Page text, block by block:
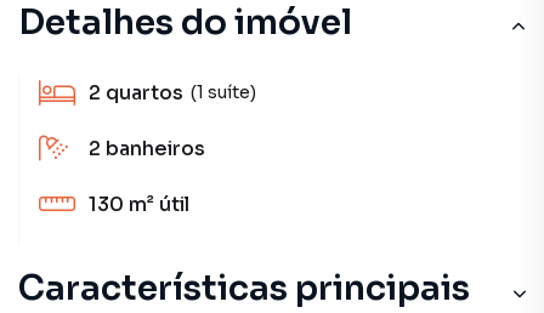
Detalhes do imóvel
2 quartos (1 suíte)
2 banheiros
130 m² útil
Características principais